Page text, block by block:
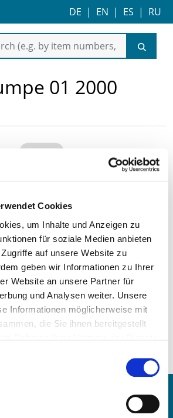
Cookies
um Inhalte und Anzeigen zu
für soziale Medien anbieten
auf unsere Website zu
geben wir Informationen zu Ihrer
Website an unsere Partner für
und Analysen weiter. Unsere
Informationen möglicherweise mit
die Sie ihnen bereitgestellt
DE | EN | ES | RU
01 2000
Price on demand
REQUEST ARTICLE